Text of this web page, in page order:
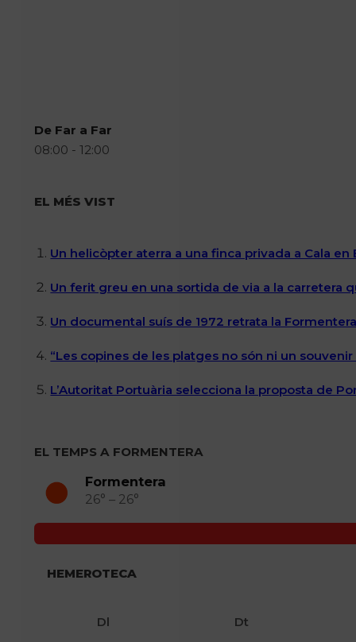
De Far a Far
08:00 - 12:00
EL MÉS VIST
Un helicòpter aterra a una finca privada a Cala
Un ferit greu en una sortida de via a la carretera
Un documental suís de 1972 retrata la
“Les copines de les platges no són ni un
L’Autoritat Portuària selecciona la proposta de
EL TEMPS A FORMENTERA
Formentera
26° – 26°
HEMEROTECA
Dl Dt